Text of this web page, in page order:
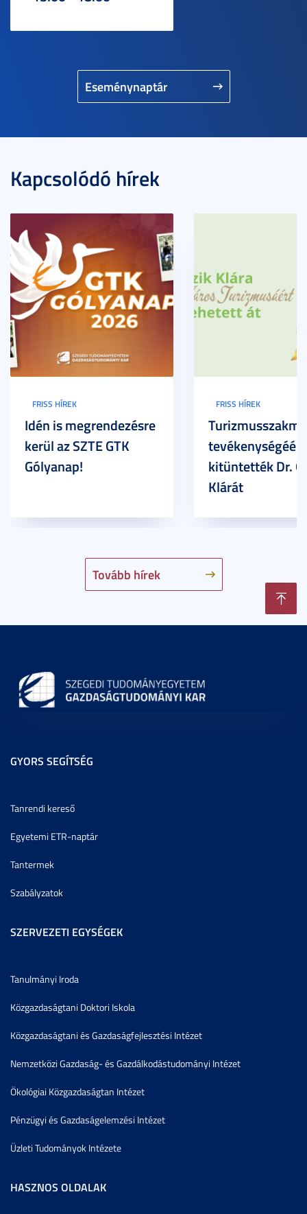
Eseménynaptár
Kapcsolódó hírek
Tovább hírek
FRISS HÍREK
Idén is megrendezésre
kerül az SZTE GTK
Gólyanap!
FRISS HÍREK
tevékenységéért
kitüntették Dr.
Klárát
GYORS SEGÍTSÉG
Tanrendi kereső
Egyetemi ETR-naptár
Tantermek
Szabályzatok
SZERVEZETI EGYSÉGEK
Tanulmányi Iroda
Közgazdaságtani Doktori Iskola
Közgazdaságtani és Gazdaságfejlesztési Intézet
Nemzetközi Gazdaság- és Gazdálkodástudományi Intézet
Ökológiai Közgazdaságtan Intézet
Pénzügyi és Gazdaságelemzési Intézet
Üzleti Tudományok Intézete
HASZNOS OLDALAK